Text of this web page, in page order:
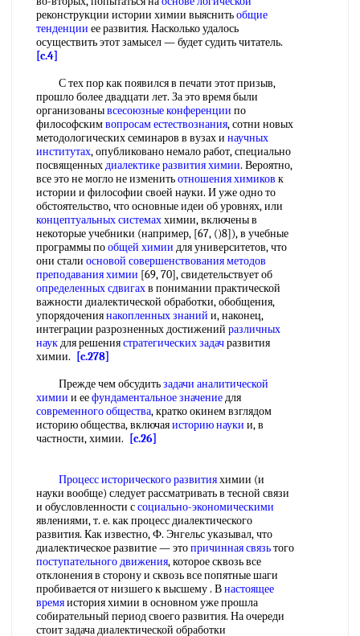
реконструкции истории химии выяснитьобщие
тенденции ее развития. Насколько удалось
осуществить этот замысел — будет судить читатель.
[c.4]
С тех пор как появился в печати этот призыв,
прошло более двадцати лет. За это время были
организованывсесоюзные конференции по
философскимвопросам естествознания, сотни новых
методологических семинаров в вузах и научных
институтах, опубликовано немало работ, специально
посвященныхдиалектике развития химии. Вероятно,
все это не могло не изменитьотношения химиков к
истории и философии своей науки. И уже одно то
обстоятельство, что основные идеи об уровнях, или
концептуальных системаххимии, включены в
некоторые учебники (например, [67, ()8]), в учебные
программы пообщей химии для университетов, что
они стали основой совершенствованияметодов
преподавания химии [69, 70], свидетельствует об
определенных сдвигахв понимании практической
важности диалектической обработки, обобщения,
упорядочениянакопленных знаний и, наконец,
интеграции разрозненных достижений различных
наукдля решениястратегических задачразвития
химии.
[c.278]
Прежде чем обсудитьзадачи аналитической
химии и еефундаментальное значениедля
современного общества, кратко окинем взглядом
историю общества, включаяисторию науки и, в
частности, химии.
[c.26]
Процесс исторического развитияхимии (и
науки вообще) следует рассматривать в тесной связи
и обусловленности ссоциально-экономическими
явлениями, т. е. как процесс диалектического
развития. Как известно, Ф. Энгельс указывал, что
диалектическое развитие — этопричинная связьтого
поступательного движения, которое сквозь все
отклонения в сторону и сквозь все попятные шаги
пробивается от низшего к высшему . Внастоящее
времяистория химии в основном уже прошла
собирательный период своего развития. На очереди
стоит задача диалектической обработки